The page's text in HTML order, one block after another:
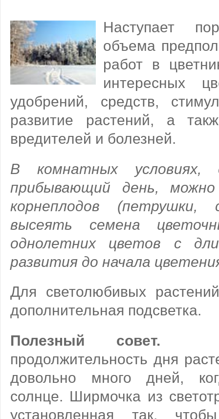
Наступает
объема
работ в
интересных
удобрений, средств,
развитие растений, а
вредителей и болезней.
В комнатных
прибывающий день,
корнеплодов
высеять семена
однолетних цветов с
развития до начала
Для светолюбивых
дополнительная подсветка.
Полезный совет.
продолжительность дня
довольно много дней,
солнце. Ширмочка из
установленная так,